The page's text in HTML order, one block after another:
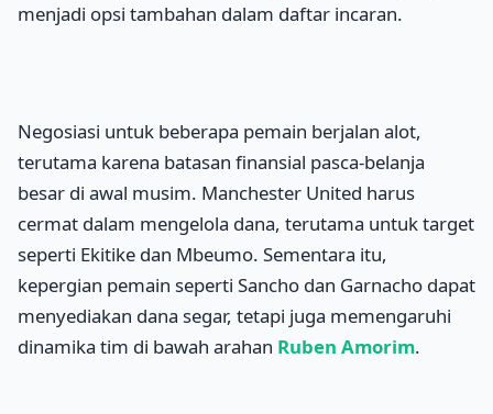
menjadi opsi tambahan dalam daftar incaran.
Negosiasi untuk beberapa pemain berjalan alot,
terutama karena batasan finansial pasca-belanja
besar di awal musim. Manchester United harus
cermat dalam mengelola dana, terutama untuk target
seperti Ekitike dan Mbeumo. Sementara itu,
kepergian pemain seperti Sancho dan Garnacho dapat
menyediakan dana segar, tetapi juga memengaruhi
dinamika tim di bawah arahan Ruben Amorim.